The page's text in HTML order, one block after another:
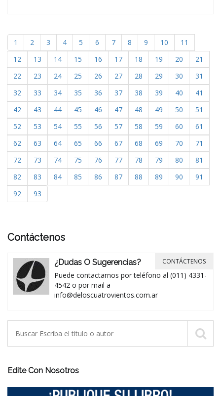
1 2 3 4 5 6 7 8 9 10
11
12
13 14 15 16 17 18 19 20
21
22
23 24 25 26 27 28 29 30
31
32
33 34 35 36 37 38 39 40
41
42
43 44 45 46 47 48 49 50
51
52
53 54 55 56 57 58 59 60
61
62
63 64 65 66 67 68 69 70
71
72
73 74 75 76 77 78 79 80
81
82
83 84 85 86 87 88 89 90
91
92
93
Contáctenos
¿Dudas O Sugerencias?
Puede contactarnos por teléfono al (011) 4331-
4542 o por mail a
info@deloscuatrovientos.com.ar
CONTÁCTENOS
Edite Con Nosotros